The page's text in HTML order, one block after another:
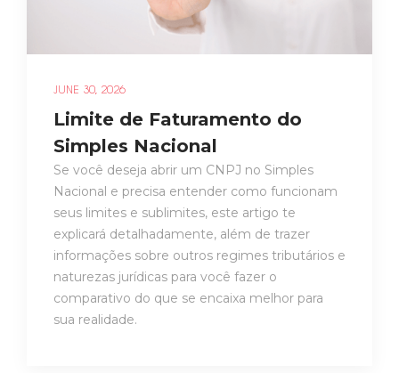
JUNE 30, 2026
Limite de Faturamento do
Simples Nacional
Se você deseja abrir um CNPJ no Simples
Nacional e precisa entender como funcionam
seus limites e sublimites, este artigo te
explicará detalhadamente, além de trazer
informações sobre outros regimes tributários e
naturezas jurídicas para você fazer o
comparativo do que se encaixa melhor para
sua realidade.